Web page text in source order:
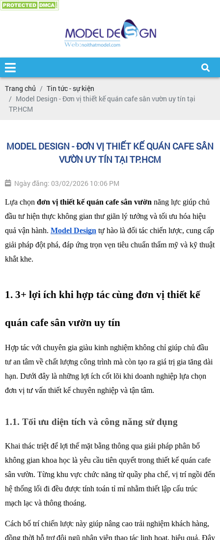
Trang chủ
Tin tức - sự kiện
Model Design - Đơn vị thiết kế quán cafe sân vườn uy tín tại
TP.HCM
MODEL DESIGN - ĐƠN VỊ THIẾT KẾ QUÁN CAFE SÂN
VƯỜN UY TÍN TẠI TP.HCM
Ngày đăng: 03/02/2026 10:06 PM
Lựa chọn đơn vị thiết kế quán cafe sân vườn năng lực giúp chủ
đầu tư hiện thực không gian thư giãn lý tưởng và tối ưu hóa hiệu
quả vận hành. Model Design tự hào là đối tác chiến lược, cung cấp
giải pháp đột phá, đáp ứng trọn vẹn tiêu chuẩn thẩm mỹ và kỹ thuật
khắt khe.
1. 3+ lợi ích khi hợp tác cùng đơn vị thiết kế
quán cafe sân vườn uy tín
Hợp tác với chuyên gia giàu kinh nghiệm không chỉ giúp chủ đầu
tư an tâm về chất lượng công trình mà còn tạo ra giá trị gia tăng dài
hạn. Dưới đây là những lợi ích cốt lõi khi doanh nghiệp lựa chọn
đơn vị tư vấn thiết kế chuyên nghiệp và tận tâm.
1.1. Tối ưu diện tích và công năng sử dụng
Khai thác triệt để lợi thế mặt bằng thông qua giải pháp phân bổ
không gian khoa học là yêu cầu tiên quyết trong thiết kế quán cafe
sân vườn. Từng khu vực chức năng từ quầy pha chế, vị trí ngồi đến
hệ thống lối đi đều được tính toán tỉ mỉ nhằm thiết lập cấu trúc
mạch lạc và thông thoáng.
Cách bố trí chiến lược này giúp nâng cao trải nghiệm khách hàng,
đồng thời hỗ trợ đội ngũ nhân viên thao tác linh hoạt, hiệu quả. Đây